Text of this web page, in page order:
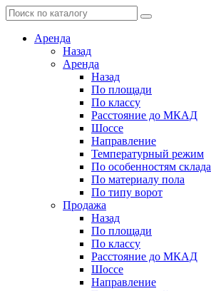
Аренда
Назад
Аренда
Назад
По площади
По классу
Расстояние до МКАД
Шоссе
Направление
Температурный режим
По особенностям склада
По материалу пола
По типу ворот
Продажа
Назад
По площади
По классу
Расстояние до МКАД
Шоссе
Направление